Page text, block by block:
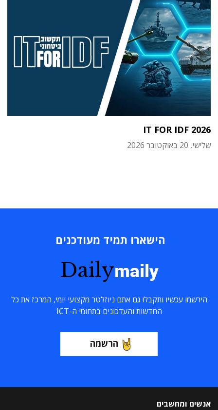
IT FOR IDF 2026
שלישי, 20 באוקטובר 2026
הישארו תמיד מעודכנים
Dailymaily
הירשמו עכשיו ותקבלו גם אתם ניוזלטר מקצועי יומי, המרכז את כל
החדשות והעדכונים בתחומי ה-ICT
הרשמה
אנשים ומחשבים